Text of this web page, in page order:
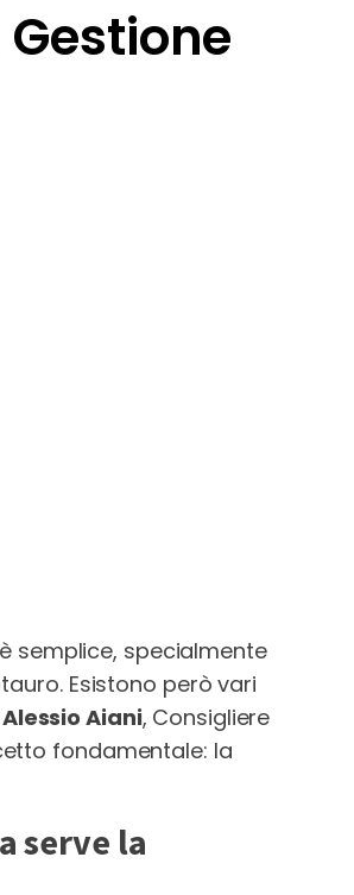
è semplice, specialmente
Esistono però vari
Alessio Aiani, Consigliere
fondamentale: la
serve la